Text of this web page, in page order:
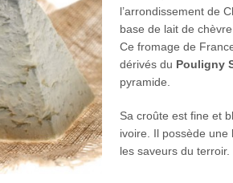
l’arrondissement de
base de lait de
Ce fromage de
dérivés du Pouligny
pyramide.
Sa croûte est fine et
ivoire. Il possède
les saveurs du terroir.